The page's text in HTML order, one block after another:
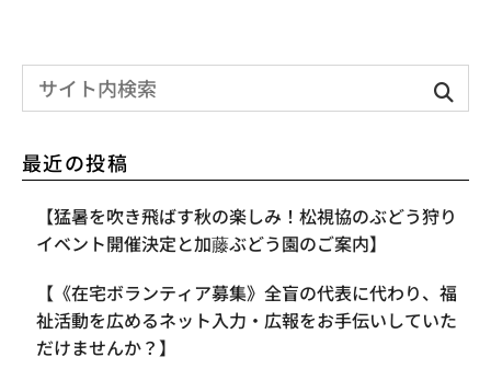
最近の投稿
【​猛暑を吹き飛ばす秋の楽しみ！松視協のぶどう狩り
イベント開催決定と加藤ぶどう園のご案内】
【《在宅ボランティア募集》全盲の代表に代わり、福
祉活動を広めるネット入力・広報をお手伝いしていた
だけませんか？】